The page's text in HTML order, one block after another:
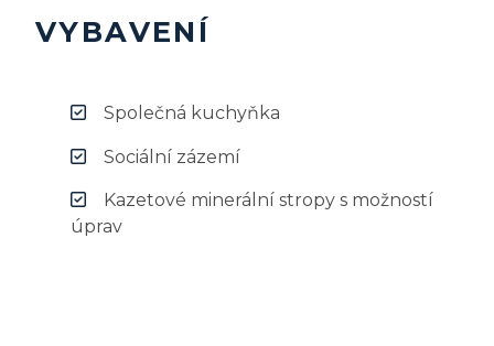
VYBAVENÍ
Společná kuchyňka
Sociální zázemí
Kazetové minerální stropy s možností
úprav